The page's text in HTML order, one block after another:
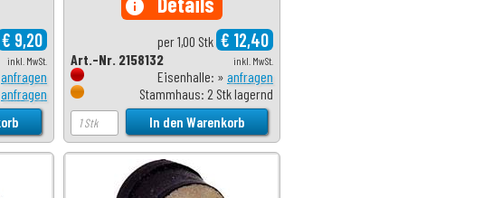
€ 9,20
inkl. MwSt.
anfragen
anfragen
info
per 1,00 Stk € 12,40
inkl. MwSt.
Art.-Nr. 2158132
Eisenhalle: » anfragen
Stammhaus: 2 Stk lagernd